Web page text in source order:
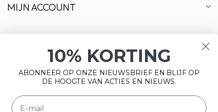
MIJN ACCOUNT
10% KORTING
ABONNEER OP ONZE NIEUWSBRIEF EN BLIJF OP
DE HOOGTE VAN ACTIES EN NIEUWS.